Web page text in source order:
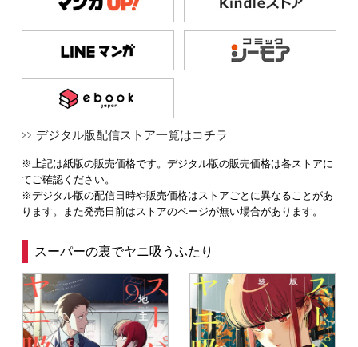
デジタル版配信ストア一覧はコチラ
※上記は紙版の販売価格です。デジタル版の販売価格は各ストアに
てご確認ください。
※デジタル版の配信日時や販売価格はストアごとに異なることがあ
ります。また発売日前はストアのページが無い場合があります。
スーパーの裏でヤニ吸うふたり